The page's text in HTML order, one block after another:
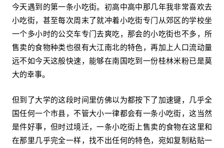
今天遇到的第一条小吃街。初高中高中那几年我非常喜欢去
小吃街，甚至每次周末了就冲着小吃街专门从郊区的学校坐
一个多小时的公交车专门去爽吃，那会的小吃街也不多，所
售卖的食物种类也很有大江南北的特色，再加上人口流动量
远不如今天这般快速，能够在南国吃到一份桂林米粉已是莫
大的幸事。
但到了大学的这段时间里仿佛以为都按下了加速键，几乎全
国任何一个市县，不管大小一律都会有一条小吃街，这当然
是件好事，但时过境迁，一条小吃街上售卖的食物在这里和
在那里几乎完全一样，找不出任何的特色，宛如复制粘贴一